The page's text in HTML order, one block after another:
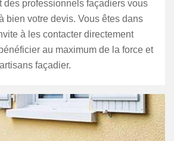
des professionnels façadiers vous
bien votre devis. Vous êtes dans
à les contacter directement
au maximum de la force et
façadier.